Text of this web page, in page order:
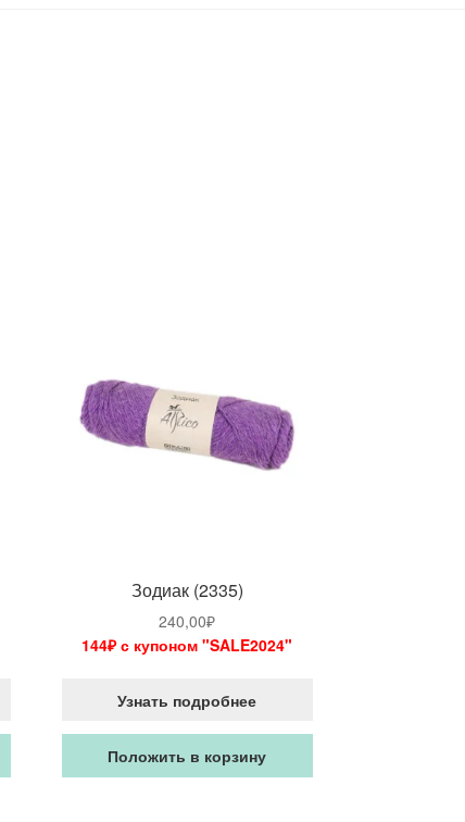
Зодиак (2335)
240,00₽
144₽ с купоном "SALE2024"
Узнать подробнее
Положить в корзину